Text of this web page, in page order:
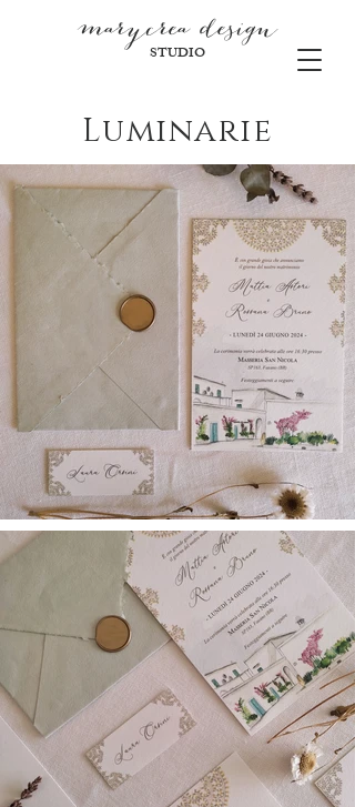
marycrea design
STUDIO
Luminarie